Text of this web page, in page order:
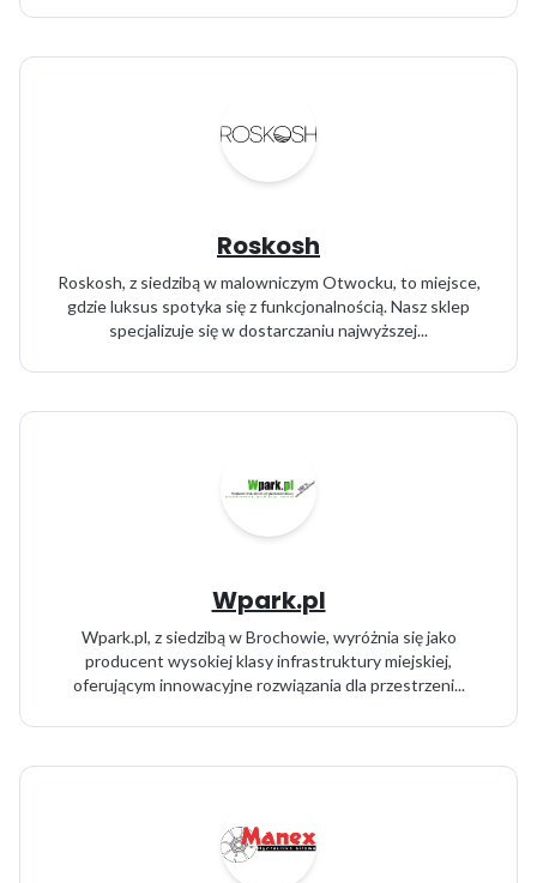
Roskosh
Roskosh, z siedzibą w malowniczym Otwocku, to miejsce,
gdzie luksus spotyka się z funkcjonalnością. Nasz sklep
specjalizuje się w dostarczaniu najwyższej...
Wpark.pl
Wpark.pl, z siedzibą w Brochowie, wyróżnia się jako
producent wysokiej klasy infrastruktury miejskiej,
oferującym innowacyjne rozwiązania dla przestrzeni...